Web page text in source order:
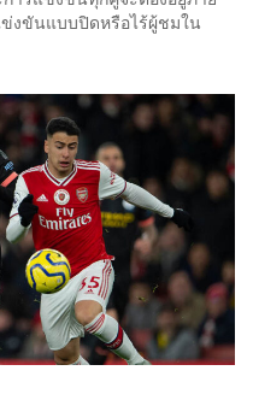
งขันแบบปิดหรือไร้ผู้ชมใน